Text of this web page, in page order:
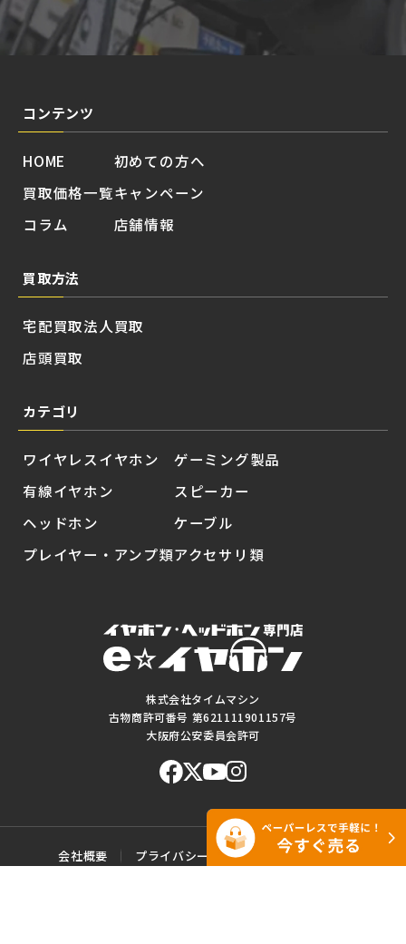
株式会社タイムマシン
古物商許可番号 第621111901157号
大阪府公安委員会許可
コンテンツ
HOME
買取価格一覧
コラム
初めての方へ
キャンペーン
店舗情報
買取方法
宅配買取
店頭買取
法人買取
カテゴリ
ワイヤレスイヤホン
有線イヤホン
ヘッドホン
プレイヤー・アンプ類
ゲーミング製品
スピーカー
ケーブル
アクセサリ類
会社概要 プライバシーポリシー
ご利用規約